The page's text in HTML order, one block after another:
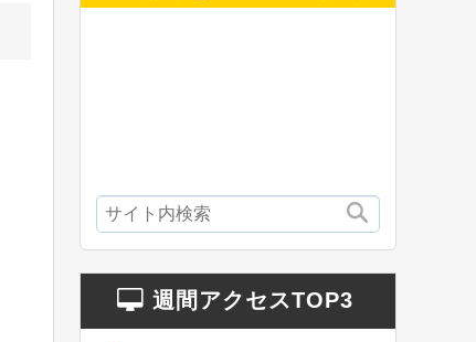
週間アクセスTOP3